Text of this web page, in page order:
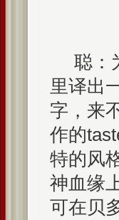
聪：
里译出
字，来
作的
特的风
神血缘
可在贝